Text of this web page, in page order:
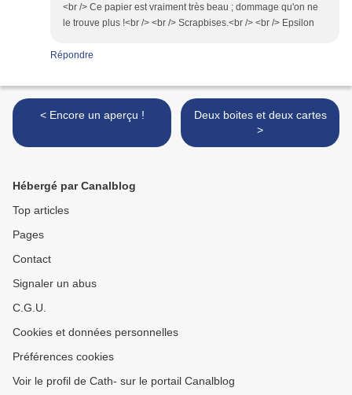
<br /> Ce papier est vraiment très beau ; dommage qu'on ne
le trouve plus !<br /> <br /> Scrapbises.<br /> <br /> Epsilon
Répondre
< Encore un aperçu !
Deux boites et deux cartes
>
Hébergé par Canalblog
Top articles
Pages
Contact
Signaler un abus
C.G.U.
Cookies et données personnelles
Préférences cookies
Voir le profil de Cath- sur le portail Canalblog